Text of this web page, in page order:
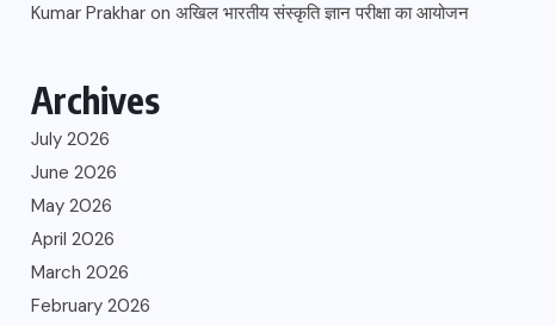
Kumar Prakhar on अखिल भारतीय संस्कृति ज्ञान परीक्षा का आयोजन
Archives
July 2026
June 2026
May 2026
April 2026
March 2026
February 2026